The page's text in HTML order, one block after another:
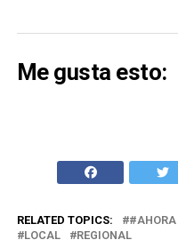
Me gusta esto:
RELATED TOPICS: #AHORA
LOCAL
REGIONAL